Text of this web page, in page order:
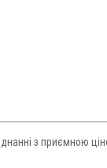
з приємною